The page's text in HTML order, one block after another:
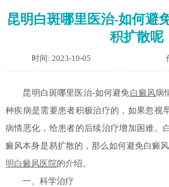
昆明白斑哪里医治-如何避
积扩散呢
时间: 2023-10-05
昆明白斑哪里医治-如何避免白癜风病
种疾病是需要患者积极治疗的，如果忽视
病情恶化，给患者的后续治疗增加困难。
癜风本身是易扩散的，那么如何避免白癜
明白癜风医院的介绍。
一、科学治疗